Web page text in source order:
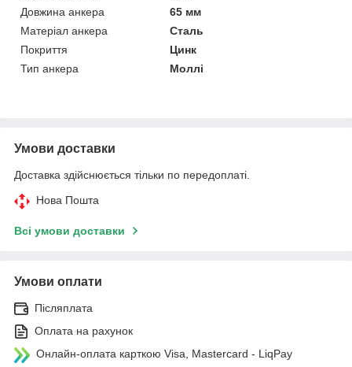
Довжина анкера
65 мм
Матеріал анкера
Сталь
Покриття
Цинк
Тип анкера
Моллі
Умови доставки
Доставка здійснюється тільки по передоплаті.
Нова Пошта
Всі умови доставки
Умови оплати
Післяплата
Оплата на рахунок
Онлайн-оплата карткою Visa, Mastercard - LiqPay